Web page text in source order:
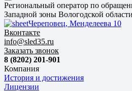
Региональный оператор по
Западной зоны Вологодской области
Череповец, Менделеева 10
Вконтакте
info@sled35.ru
Заказать звонок
8 (8202) 201-901
Компания
История и достижения
Лицензии